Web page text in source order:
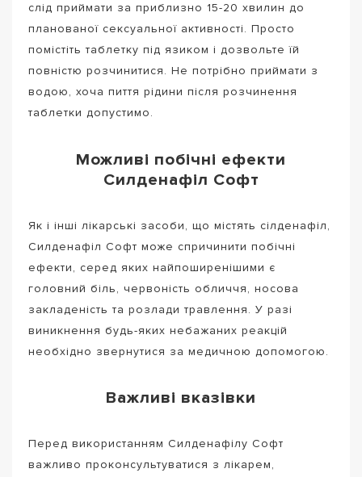
слід приймати за приблизно 15-20 хвилин до
планованої сексуальної активності. Просто
помістіть таблетку під язиком і дозвольте їй
повністю розчинитися. Не потрібно приймати з
водою, хоча пиття рідини після розчинення
таблетки допустимо.
Можливі побічні ефекти
Силденафіл Софт
Як і інші лікарські засоби, що містять сілденафіл,
Силденафіл Софт може спричинити побічні
ефекти, серед яких найпоширенішими є
головний біль, червоність обличчя, носова
закладеність та розлади травлення. У разі
виникнення будь-яких небажаних реакцій
необхідно звернутися за медичною допомогою.
Важливі вказівки
Перед використанням Силденафілу Софт
важливо проконсультуватися з лікарем,